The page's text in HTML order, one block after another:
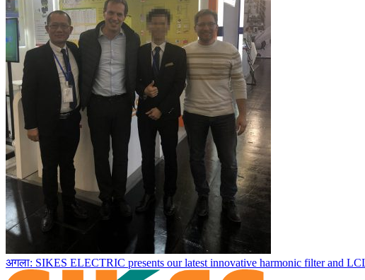
अगला: SIKES ELECTRIC presents our latest innovative harmonic filter and